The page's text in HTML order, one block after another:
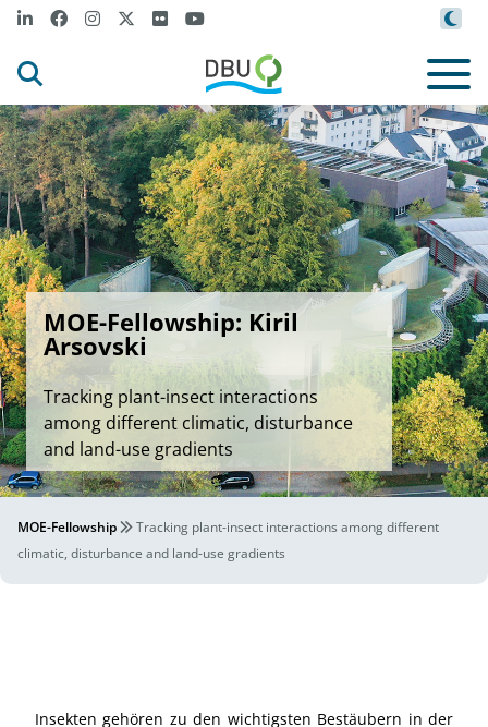
MOE-Fellowship: Kiril
Arsovski
Tracking plant-insect interactions
among different climatic, disturbance
and land-use gradients
MOE-Fellowship
Tracking plant-insect interactions among different
climatic, disturbance and land-use gradients
Insekten gehören zu den wichtigsten Bestäubern in der